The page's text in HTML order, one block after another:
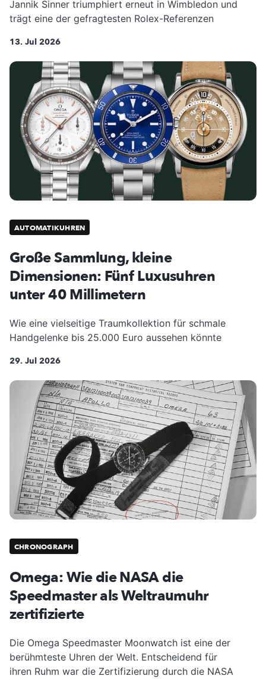
Jannik Sinner triumphiert erneut in Wimbledon und
trägt eine der gefragtesten Rolex-Referenzen
13. Jul 2026
AUTOMATIKUHREN
Große Sammlung, kleine
Dimensionen: Fünf Luxusuhren
unter 40 Millimetern
Wie eine vielseitige Traumkollektion für schmale
Handgelenke bis 25.000 Euro aussehen könnte
29. Jul 2026
CHRONOGRAPH
Omega: Wie die NASA die
Speedmaster als Weltraumuhr
zertifizierte
Die Omega Speedmaster Moonwatch ist eine der
berühmteste Uhren der Welt. Entscheidend für
ihren Ruhm war die Zertifizierung durch die NASA